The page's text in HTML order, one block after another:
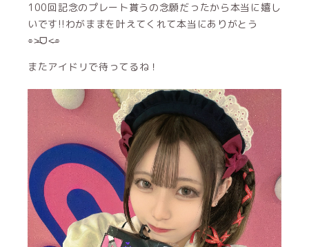
100回記念のプレート貰うの念願だったから本当に嬉し
いです!!わがままを叶えてくれて本当にありがとう
⌯˃̶ᗜ˂̶⌯
またアイドリで待ってるね！